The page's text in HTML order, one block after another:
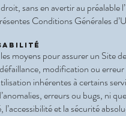
sans en avertir au
Conditions Générales
moyens pour assurer un Site
modification ou erreur
inhérentes à certains
erreurs ou bugs, ni
et la sécurité